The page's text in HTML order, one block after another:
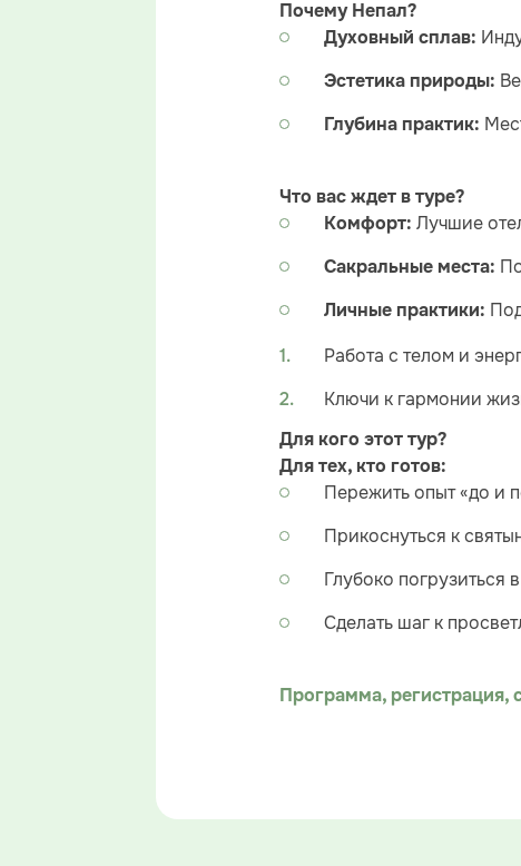
Почему Непал?
Духовный сплав:
Эстетика природы:
Глубина практик:
Что вас ждет в туре?
Комфорт:Лучшие
Сакральные места:
Личные практики:
Работа с телом и
Ключи к гармонии
Для кого этот тур?
Для тех, кто готов:
Пережить опыт «до и
Прикоснуться к
Глубоко погрузиться
Сделать шаг к
Программа, регистрация,